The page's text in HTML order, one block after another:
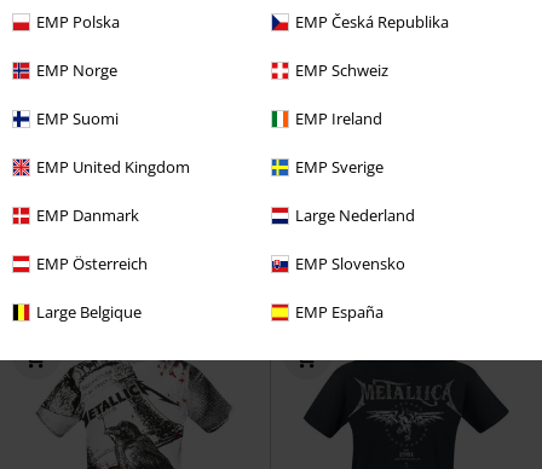
EMP Polska EMP Česká Republika
EMP Norge EMP Schweiz
EMP Suomi EMP Ireland
EMP United Kingdom EMP Sverige
EMP Danmark Large Nederland
EMP Österreich EMP Slovensko
Large Belgique EMP España
% Grote maten
vanaf€ 16,99
Grote maten
vanaf€ 32,99
Black Album
Metallica